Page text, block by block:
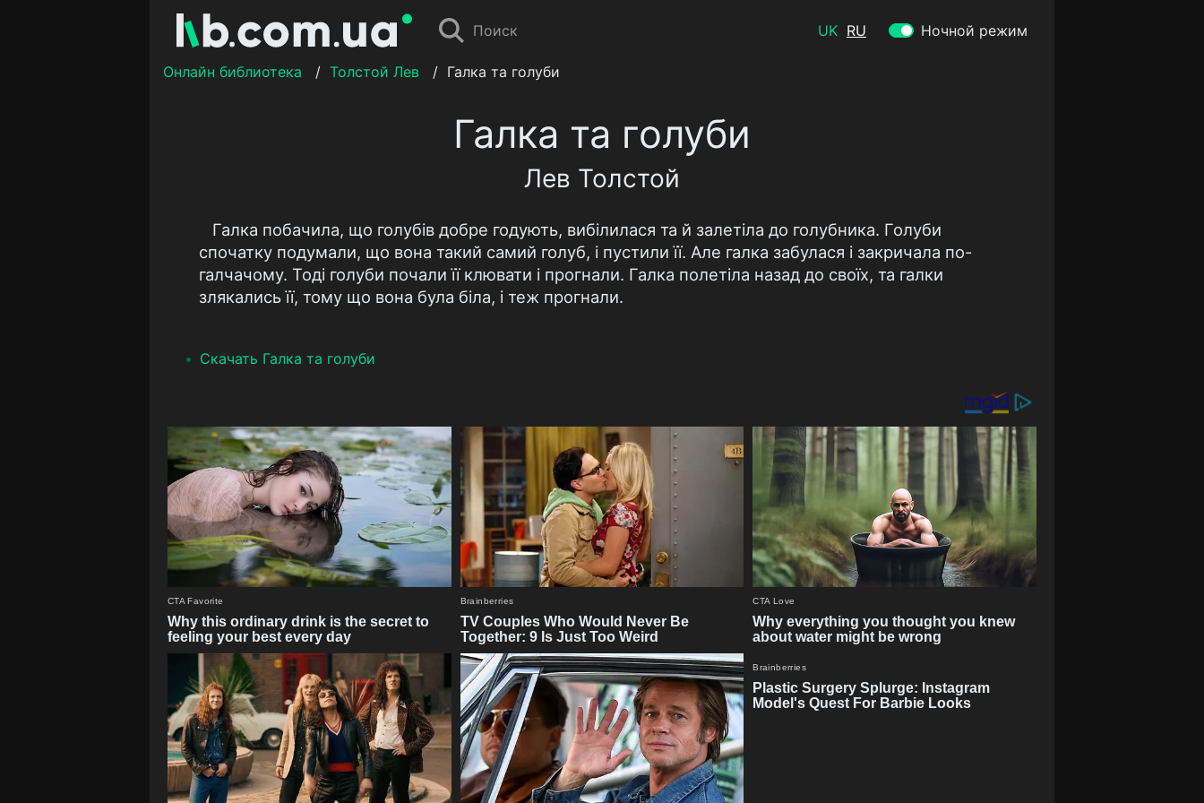
Поиск UK RU Ночной режим
Онлайн библиотека / Толстой Лев / Галка та голуби
Галка та голуби
Лев Толстой
Галка побачила, що голубів добре годують, вибілилася та й залетіла до голубника. Голуби
спочатку подумали, що вона такий самий голуб, і пустили її. Але галка забулася і закричала по-
галчачому. Тоді голуби почали її клювати і прогнали. Галка полетіла назад до своїх, та галки
злякались її, тому що вона була біла, і теж прогнали.
Скачать Галка та голуби